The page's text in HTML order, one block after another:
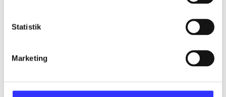
Statistik
Marketing
...
...
...